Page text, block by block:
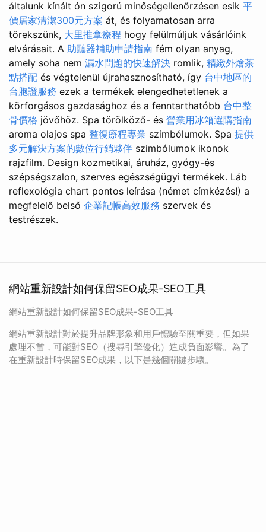
általunk kínált ón szigorú minőségellenőrzésen esik 平
價居家清潔300元方案 át, és folyamatosan arra
törekszünk, 大里推拿療程 hogy felülmúljuk vásárlóink ​​
elvárásait. A 助聽器補助申請指南 fém olyan anyag,
amely soha nem 漏水問題的快速解決 romlik, 精緻外燴茶
點搭配 és végtelenül újrahasznosítható, így 台中地區的
台胞證服務 ezek a termékek elengedhetetlenek a
körforgásos gazdasághoz és a fenntarthatóbb 台中整
骨價格 jövőhöz. Spa törölköző- és 營業用冰箱選購指南
aroma olajos spa 整復療程專業 szimbólumok. Spa 提供
多元解決方案的數位行銷夥伴 szimbólumok ikonok
rajzfilm. Design kozmetikai, áruház, gyógy-és
szépségszalon, szerves egészségügyi termékek. Láb
reflexológia chart pontos leírása (német címkézés!) a
megfelelő belső 企業記帳高效服務 szervek és
testrészek.
網站重新設計如何保留SEO成果-SEO工具
網站重新設計如何保留SEO成果-SEO工具
網站重新設計對於提升品牌形象和用戶體驗至關重要，但如果
處理不當，可能對SEO（搜尋引擎優化）造成負面影響。為了
在重新設計時保留SEO成果，以下是幾個關鍵步驟。